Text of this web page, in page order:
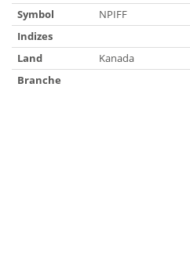
Symbol
NPIFF
Indizes
Land
Kanada
Branche